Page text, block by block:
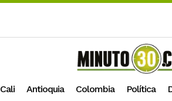
Cali Antioquia Colombia Política